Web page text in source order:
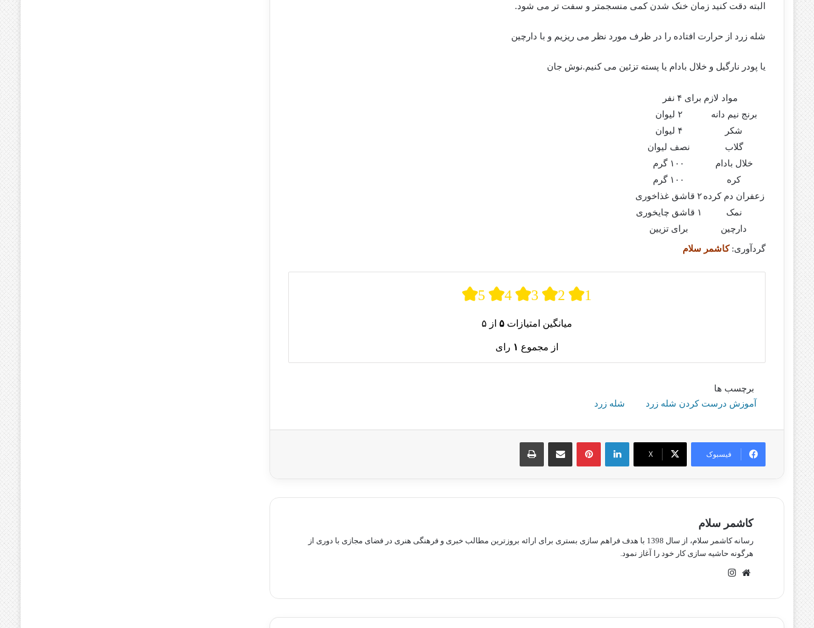
البته دقت کنید زمان خنک شدن کمی منسجمتر و سفت تر می شود.
شله زرد از حرارت افتاده را در ظرف مورد نظر می ریزیم و با دارچین
یا پودر نارگیل و خلال بادام یا پسته تزئین می کنیم.نوش جان
مواد لازم برای ۴ نفر
برنج نیم دانه
۲ لیوان
شکر
۴ لیوان
گلاب
نصف لیوان
خلال بادام
۱۰۰ گرم
کره
۱۰۰ گرم
زعفران دم کرده۲ قاشق غذاخوری
نمک
۱ قاشق چایخوری
دارچین
برای تزیین
گردآوری:کاشمر سلام
5 4 3 2 1
میانگین امتیازات ۵ از ۵
از مجموع ۱ رای
برچسب ها
آموزش درست کردن شله زرد
شله زرد
فیسبوک X
لینکدین پینترستاشتراک گذاری از طریق ایمیل چاپ
کاشمر سلام
رسانه کاشمر سلام، از سال 1398 با هدف فراهم سازی بستری برای ارائه بروزترین مطالب خبری و فرهنگی هنری در فضای مجازی با دوری از
هرگونه حاشیه سازی کار خود را آغاز نمود.
وبسایت